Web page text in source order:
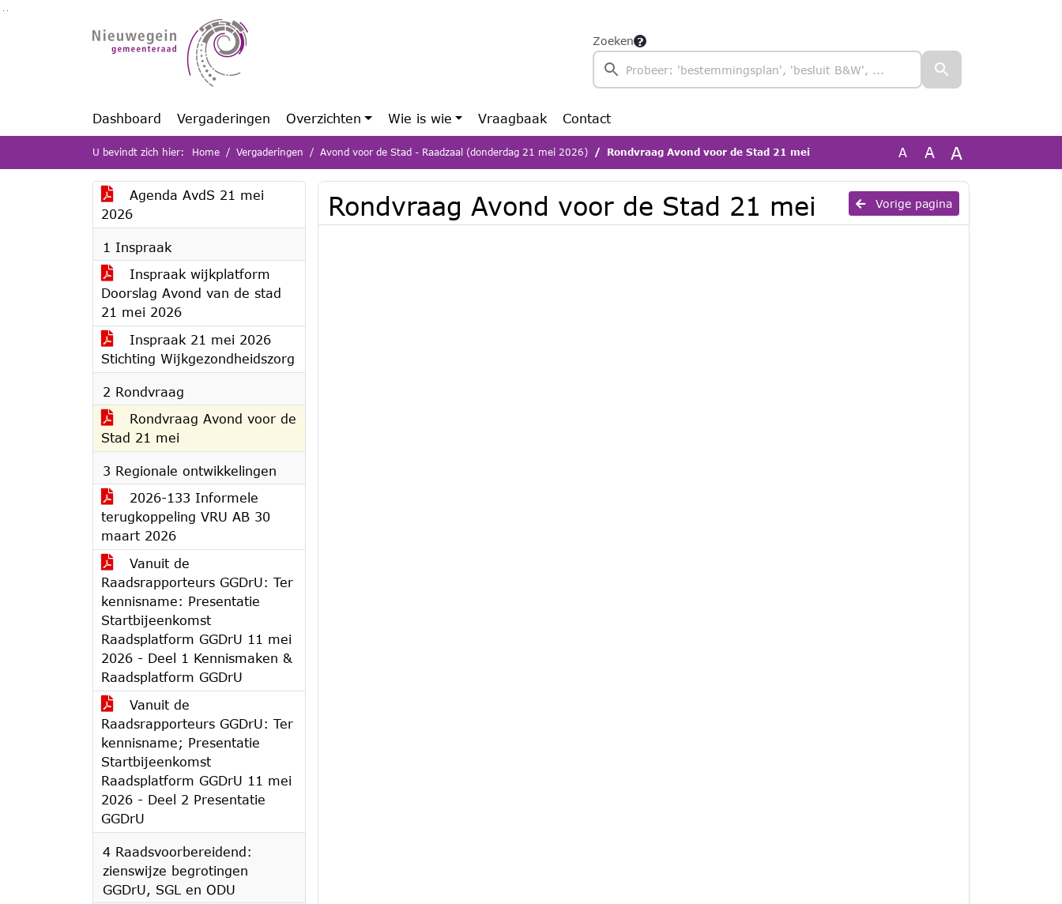
Ga naar de inhoud van deze pagina
Zoeken
Dashboard Vergaderingen Overzichten Wie is wie Vraagbaak Contact
U bevindt zich hier: Home Vergaderingen Avond voor de Stad - Raadzaal (donderdag 21 mei 2026) Rondvraag Avond voor de Stad 21 mei A A A
Agenda AvdS 21 mei
2026
1 Inspraak
Inspraak wijkplatform
Doorslag Avond van de stad
21 mei 2026
Inspraak 21 mei 2026
Stichting Wijkgezondheidszorg
2 Rondvraag
Rondvraag Avond voor de
Stad 21 mei
3 Regionale ontwikkelingen
2026-133 Informele
terugkoppeling VRU AB 30
maart 2026
Vanuit de
Raadsrapporteurs GGDrU: Ter
kennisname: Presentatie
Startbijeenkomst
Raadsplatform GGDrU 11 mei
2026 - Deel 1 Kennismaken &
Raadsplatform GGDrU
Vanuit de
Raadsrapporteurs GGDrU: Ter
kennisname; Presentatie
Startbijeenkomst
Raadsplatform GGDrU 11 mei
2026 - Deel 2 Presentatie
GGDrU
4 Raadsvoorbereidend:
zienswijze begrotingen
GGDrU, SGL en ODU
Vorige pagina
Rondvraag Avond voor de Stad 21 mei